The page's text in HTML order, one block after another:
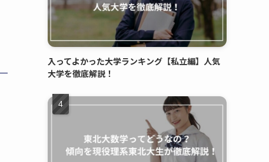
入ってよかった大学ランキング【私立編】人気
大学を徹底解説！